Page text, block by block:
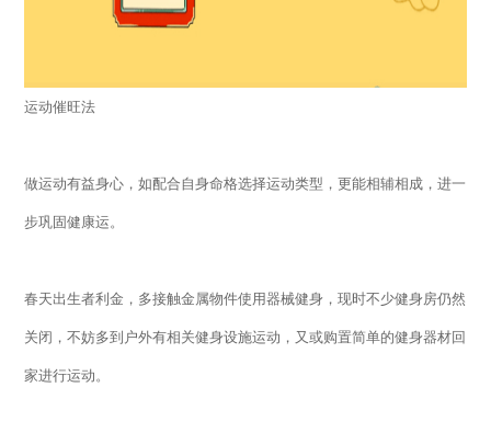
运动催旺法
做运动有益身心，如配合自身命格选择运动类型，更能相辅相成，进一
步巩固健康运。
春天出生者利金，多接触金属物件使用器械健身，现时不少健身房仍然
关闭，不妨多到户外有相关健身设施运动，又或购置简单的健身器材回
家进行运动。